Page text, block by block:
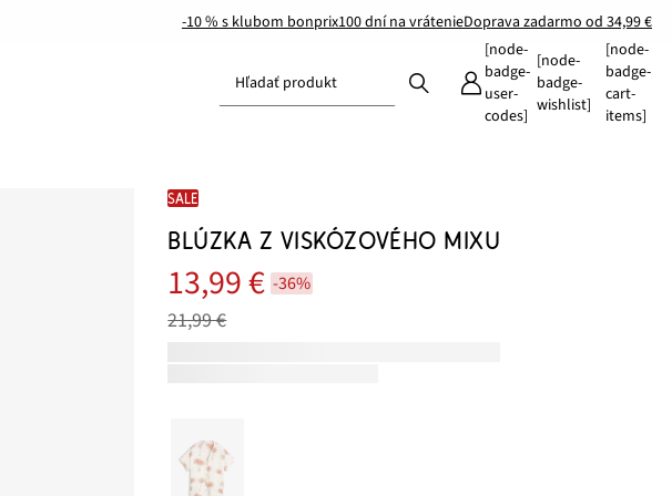
-10 % s klubom bonprix100 dní na vrátenieDoprava zadarmo od 34,99 €
Hľadať produkt
[node-
badge-
user-
codes]
[node-
badge-
wishlist]
[node-
badge-
cart-
items]
SALE
BLÚZKA Z VISKÓZOVÉHO MIXU
13,99 € -36%
21,99 €